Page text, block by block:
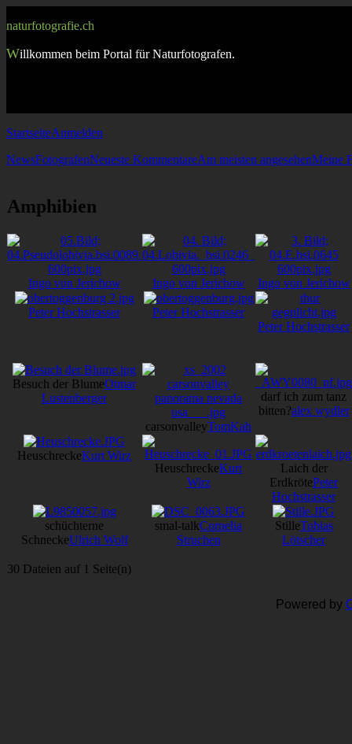
naturfotografie.ch
Willkommen beim Portal für Naturfotografen.
StartseiteAnmelden
NewsFotografenNeueste KommentareAm meisten angesehenMeine
Amphibien
Ingo von Jerichow Ingo von Jerichow Ingo von Jerichow
Peter Hochstrasser
Peter Hochstrasser
Peter Hochstrasser
Besuch der BlumeOtmar
Lustenberger
carsonvalleyTomKah
darf ich zum tanz
bitten?alex wydler
HeuschreckeKurt Wirz
HeuschreckeKurt
Wirz
Laich der
ErdkrötePeter
Hochstrasser
schüchterne
SchneckeUlrich Wolf
smal-talkCornelia
Struchen
StilleTobias
Lötscher
30 Dateien auf 1 Seite(n)
Powered by